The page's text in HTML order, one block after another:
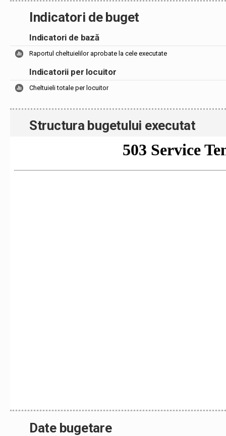
Indicatori de buget
Indicatori de bază
Raportul cheltuielilor aprobate la cele executate
Indicatorii per locuitor
Cheltuieli totale per locuitor
Structura bugetului executat
Date bugetare